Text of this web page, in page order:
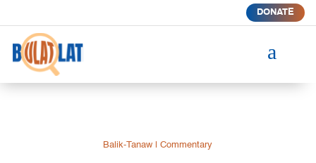
DONATE
a
Balik-Tanaw |Commentary